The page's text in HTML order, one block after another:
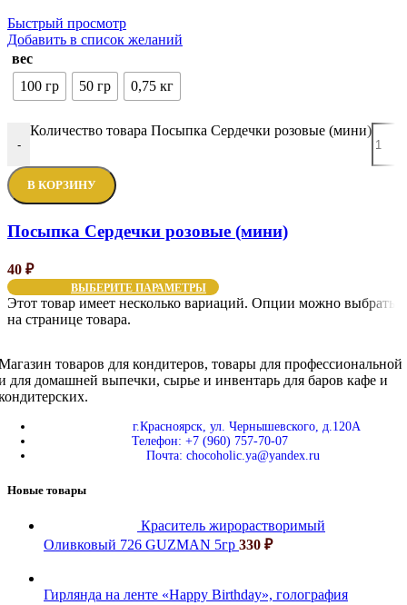
Быстрый просмотр
Добавить в список желаний
вес
100 гр
50 гр 0,75 кг
-
Количество товара Посыпка Сердечки розовые (мини)
В КОРЗИНУ
Посыпка Сердечки розовые (мини)
40 ₽
ВЫБЕРИТЕ ПАРАМЕТРЫ
Этот товар имеет несколько вариаций. Опции можно выбрать
на странице товара.
товаров для кондитеров, товары для профессиональной
для домашней выпечки, сырье и инвентарь для баров кафе и
г.Красноярск, ул. Чернышевского, д.120А
Телефон: +7 (960) 757-70-07
Почта: chocoholic.ya@yandex.ru
Новые товары
Краситель жирорастворимый
Оливковый 726 GUZMAN 5гр 330 ₽
Гирлянда на ленте «Happy Birthday», голография